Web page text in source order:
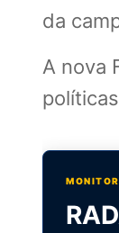
da
A nova